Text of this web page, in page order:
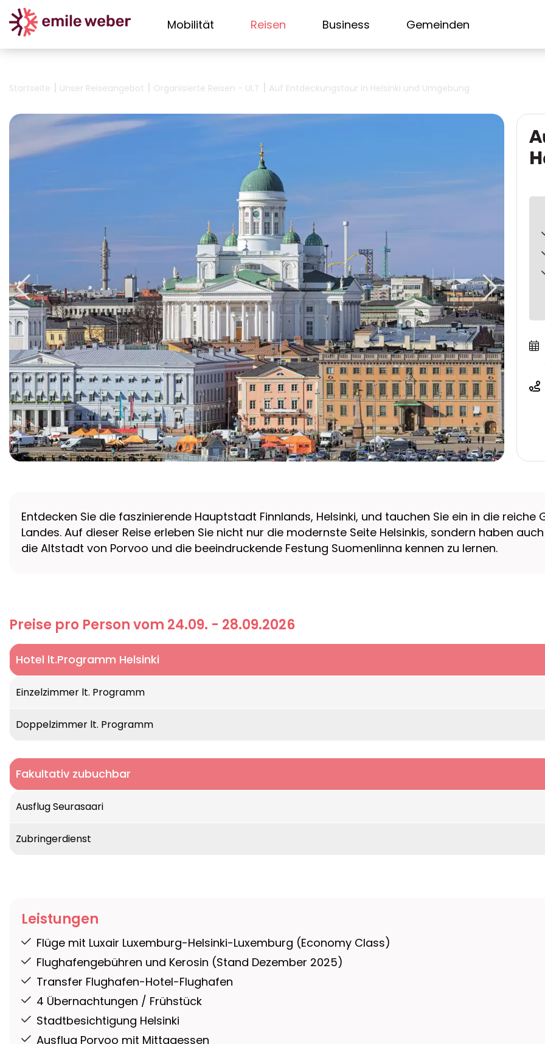
Mobilität Reisen Business Gemeinden
Startseite | Unser Reiseangebot | Organisierte Reisen - ULT | Auf Entdeckungstour in Helsinki und Umgebung
Entdecken Sie die faszinierende Hauptstadt Finnlands, Helsinki, und tauchen Sie ein in die
Landes. Auf dieser Reise erleben Sie nicht nur die modernste Seite Helsinkis, sondern haben
die Altstadt von Porvoo und die beeindruckende Festung Suomenlinna kennen zu lernen.
Preise pro Person vom 24.09. - 28.09.2026
Hotel lt.Programm Helsinki
Ihr Hotel (oder vergleichbar)
Einzelzimmer lt. Programm
Doppelzimmer lt. Programm
Fakultativ zubuchbar
Ausflug Seurasaari
Zubringerdienst
Leistungen
Flüge mit Luxair Luxemburg-Helsinki-Luxemburg (Economy Class)
Flughafengebühren und Kerosin (Stand Dezember 2025)
Transfer Flughafen-Hotel-Flughafen
4 Übernachtungen / Frühstück
Stadtbesichtigung Helsinki
Ausflug Porvoo mit Mittagessen